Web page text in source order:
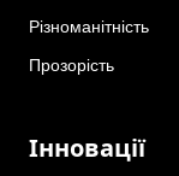
Різноманітність
Прозорість
Інновації